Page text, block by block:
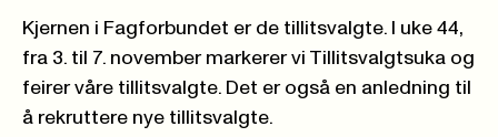
Kjernen i Fagforbundet er de tillitsvalgte. I uke 44,
fra 3. til 7. november markerer vi Tillitsvalgtsuka og
feirer våre tillitsvalgte. Det er også en anledning til
å rekruttere nye tillitsvalgte.